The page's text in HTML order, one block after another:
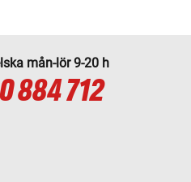
mån-lör 9-20 h
884 712